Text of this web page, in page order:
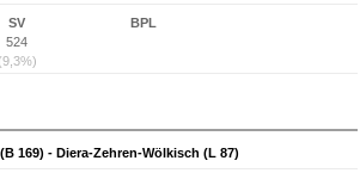
SV
524
(9,3%)
BPL
169) - Diera-Zehren-Wölkisch (L 87)